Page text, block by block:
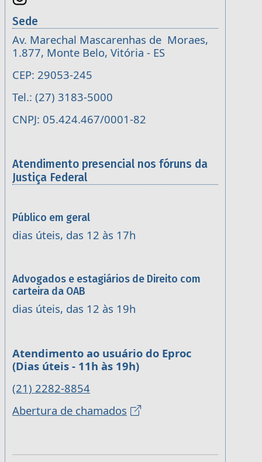
Sede
Av. Marechal Mascarenhas de Moraes,
1.877, Monte Belo, Vitória - ES
CEP: 29053-245
Tel.: (27) 3183-5000
CNPJ: 05.424.467/0001-82
Atendimento presencial nos fóruns da
Justiça Federal
Público em geral
dias úteis, das 12 às 17h
Advogados e estagiários de Direito com
carteira da OAB
dias úteis, das 12 às 19h
Atendimento ao usuário do Eproc
(Dias úteis - 11h às 19h)
(21) 2282-8854
Abertura de chamados